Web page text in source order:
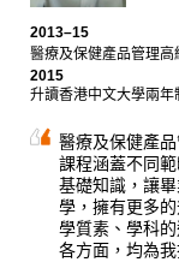
2013–15
醫療及保健產品管理高
2015
升讀香港中文大學兩
醫療及保健產
課程涵蓋不同
基礎知識，讓
學，擁有更多
學質素、學科
各方面，均為